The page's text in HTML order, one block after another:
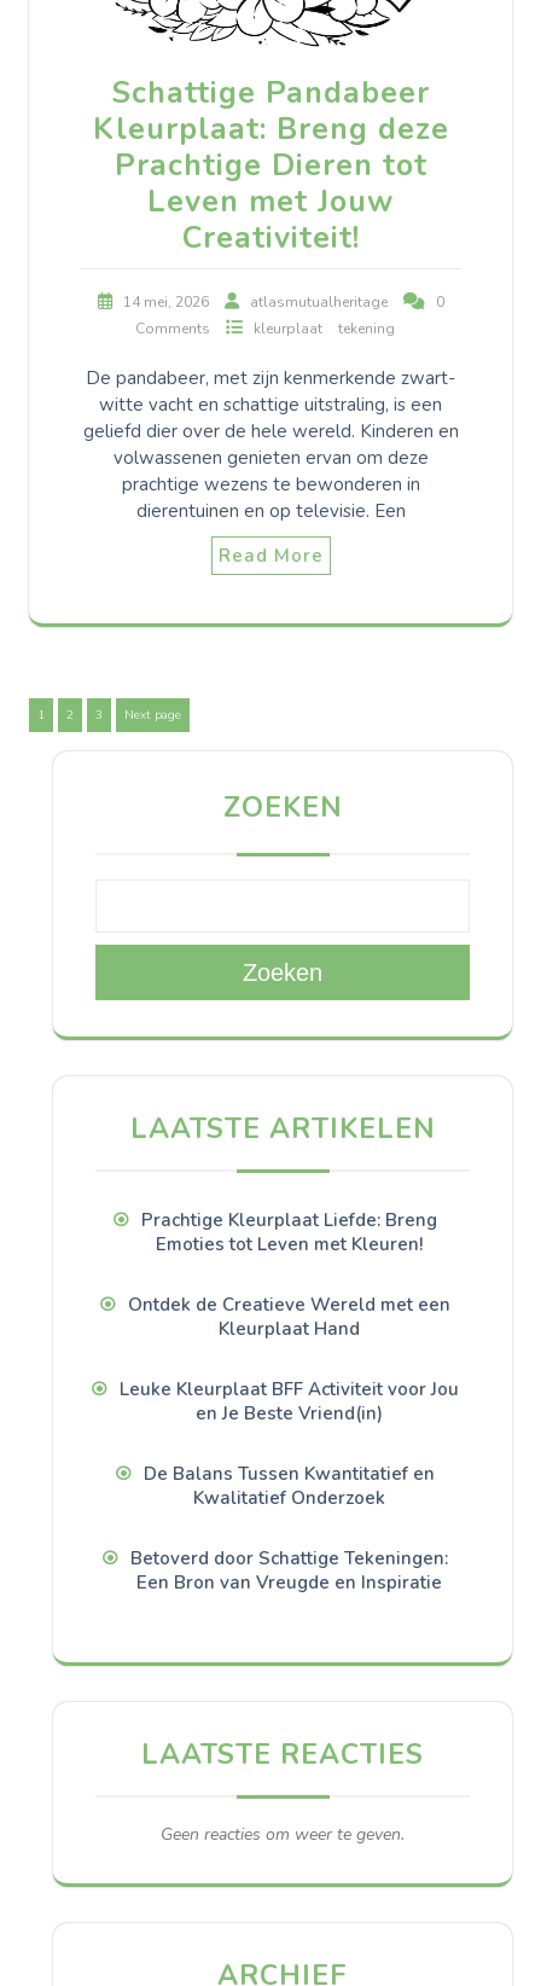
Schattige Pandabeer
Kleurplaat: Breng deze
Prachtige Dieren tot
Leven met Jouw
Creativiteit!
14 mei, 2026 atlasmutualheritage
0
Comments
kleurplaat tekening
De pandabeer, met zijn kenmerkende zwart-
witte vacht en schattige uitstraling, is een
geliefd dier over de hele wereld. Kinderen en
volwassenen genieten ervan om deze
prachtige wezens te bewonderen in
dierentuinen en op televisie. Een
Read More
Berichten
paginering
Page
1 Page
2 Page
3 Next page
ZOEKEN
Zoeken
LAATSTE ARTIKELEN
Prachtige Kleurplaat Liefde: Breng
Emoties tot Leven met Kleuren!
Ontdek de Creatieve Wereld met een
Kleurplaat Hand
Leuke Kleurplaat BFF Activiteit voor Jou
en Je Beste Vriend(in)
De Balans Tussen Kwantitatief en
Kwalitatief Onderzoek
Betoverd door Schattige Tekeningen:
Een Bron van Vreugde en Inspiratie
LAATSTE REACTIES
Geen reacties om weer te geven.
ARCHIEF